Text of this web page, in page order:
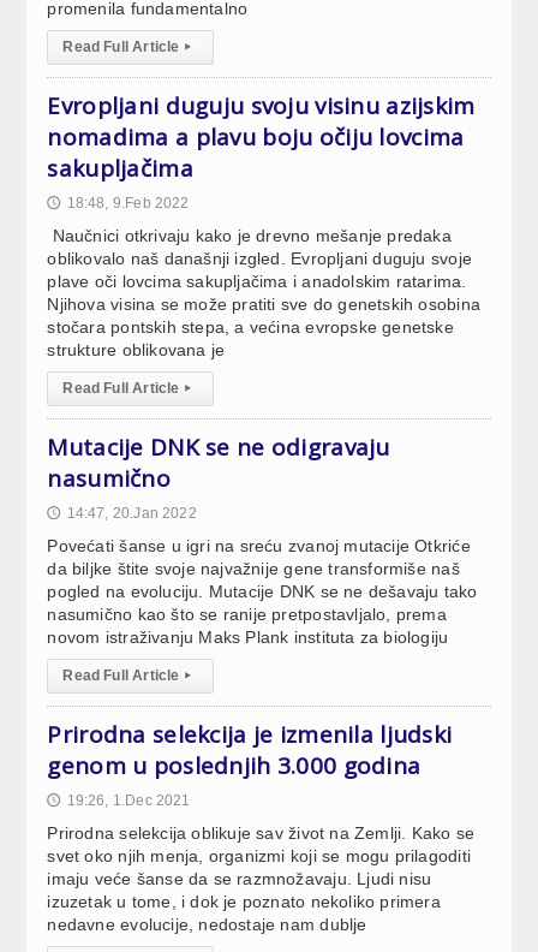
promenila fundamentalno
Read Full Article ▸
Evropljani duguju svoju visinu azijskim
nomadima a plavu boju očiju lovcima
sakupljačima
🕔 18:48, 9.Feb 2022
Naučnici otkrivaju kako je drevno mešanje predaka
oblikovalo naš današnji izgled. Evropljani duguju svoje
plave oči lovcima sakupljačima i anadolskim ratarima.
Njihova visina se može pratiti sve do genetskih osobina
stočara pontskih stepa, a većina evropske genetske
strukture oblikovana je
Read Full Article ▸
Mutacije DNK se ne odigravaju
nasumično
🕔 14:47, 20.Jan 2022
Povećati šanse u igri na sreću zvanoj mutacije Otkriće
da biljke štite svoje najvažnije gene transformiše naš
pogled na evoluciju. Mutacije DNK se ne dešavaju tako
nasumično kao što se ranije pretpostavljalo, prema
novom istraživanju Maks Plank instituta za biologiju
Read Full Article ▸
Prirodna selekcija je izmenila ljudski
genom u poslednjih 3.000 godina
🕔 19:26, 1.Dec 2021
Prirodna selekcija oblikuje sav život na Zemlji. Kako se
svet oko njih menja, organizmi koji se mogu prilagoditi
imaju veće šanse da se razmnožavaju. Ljudi nisu
izuzetak u tome, i dok je poznato nekoliko primera
nedavne evolucije, nedostaje nam dublje